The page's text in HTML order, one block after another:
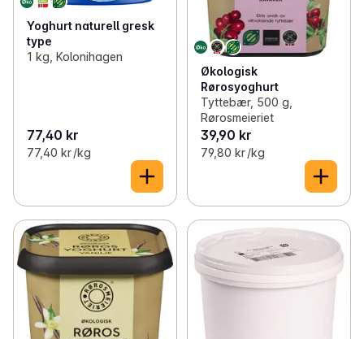
Yoghurt naturell gresk
type
1 kg, Kolonihagen
77,40 kr
77,40 kr /kg
Økologisk
Rørosyoghurt
Tyttebær, 500 g,
Rørosmeieriet
39,90 kr
79,80 kr /kg